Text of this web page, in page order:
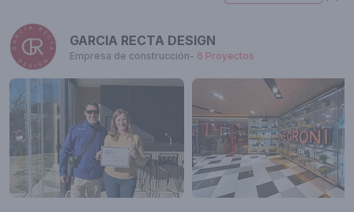
GARCIA RECTA DESIGN
Empresa de construcción- 6 Proyectos